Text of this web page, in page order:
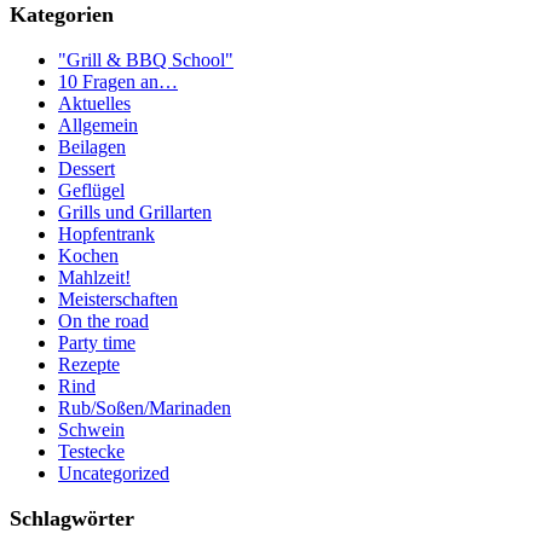
Kategorien
"Grill & BBQ School"
10 Fragen an…
Aktuelles
Allgemein
Beilagen
Dessert
Geflügel
Grills und Grillarten
Hopfentrank
Kochen
Mahlzeit!
Meisterschaften
On the road
Party time
Rezepte
Rind
Rub/Soßen/Marinaden
Schwein
Testecke
Uncategorized
Schlagwörter